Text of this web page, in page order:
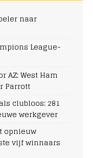
naar
League-
AZ: West Ham
Parrott
clubloos: 281
werkgever
opnieuw
vijf winnaars